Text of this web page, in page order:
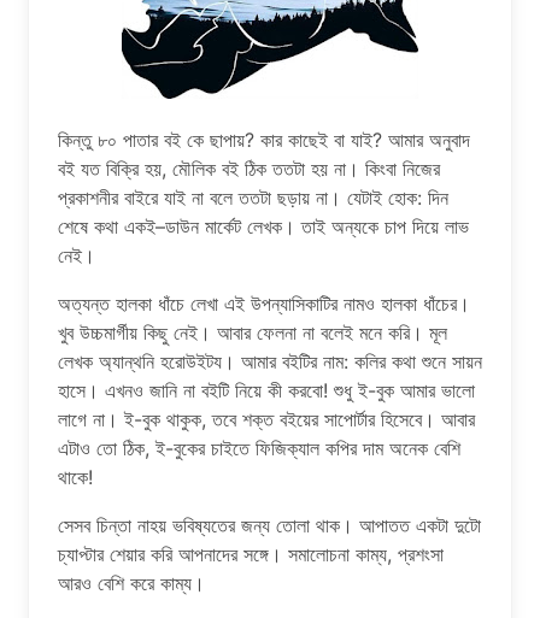
কিন্তু ৮০ পাতার বই কে ছাপায়? কার কাছেই বা যাই? আমার অনুবাদ
বই যত বিক্রি হয়, মৌলিক বই ঠিক ততটা হয় না। কিংবা নিজের
প্রকাশনীর বাইরে যাই না বলে ততটা ছড়ায় না। যেটাই হোক: দিন
শেষে কথা একই–ডাউন মার্কেট লেখক। তাই অন্যকে চাপ দিয়ে লাভ
নেই।
অত্যন্ত হালকা ধাঁচে লেখা এই উপন্যাসিকাটির নামও হালকা ধাঁচের।
খুব উচ্চমার্গীয় কিছু নেই। আবার ফেলনা না বলেই মনে করি। মূল
লেখক অ্যান্থনি হরোউইটয। আমার বইটির নাম: কলির কথা শুনে সায়ন
হাসে। এখনও জানি না বইটি নিয়ে কী করবো! শুধু ই-বুক আমার ভালো
লাগে না। ই-বুক থাকুক, তবে শক্ত বইয়ের সাপোর্টার হিসেবে। আবার
এটাও তো ঠিক, ই-বুকের চাইতে ফিজিক্যাল কপির দাম অনেক বেশি
থাকে!
সেসব চিন্তা নাহয় ভবিষ্যতের জন্য তোলা থাক। আপাতত একটা দুটো
চ্যাপ্টার শেয়ার করি আপনাদের সঙ্গে। সমালোচনা কাম্য, প্রশংসা
আরও বেশি করে কাম্য।